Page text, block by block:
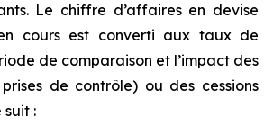
Le chiffre d’affaires en devise
cours est converti aux taux de
de comparaison et l’impact des
de contrôle) ou des cessions
: